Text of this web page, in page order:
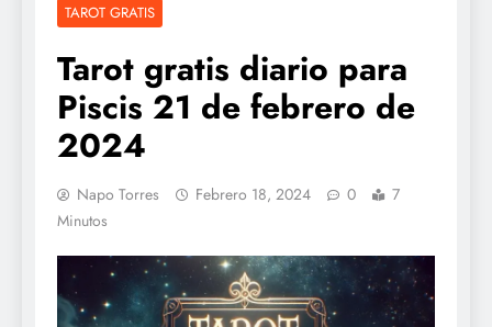
TAROT GRATIS
Tarot gratis diario para
Piscis 21 de febrero de
2024
Napo Torres Febrero 18, 2024 0
7
Minutos